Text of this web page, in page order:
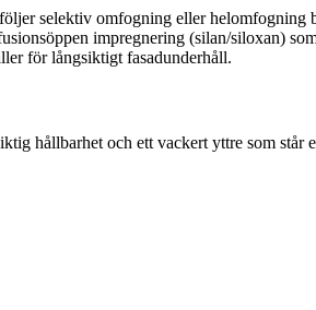
selektiv omfogning eller helomfogning
impregnering (silan/siloxan)
för långsiktigt fasadunderhåll.
hållbarhet och ett vackert yttre som står